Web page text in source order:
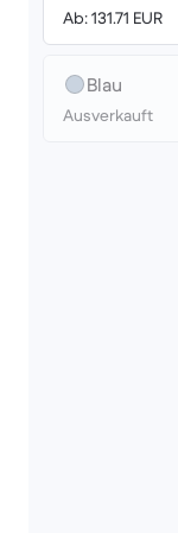
Ab: 131.71 EUR
Blau
Ausverkauft